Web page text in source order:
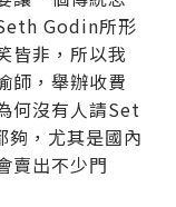
Godin所形
皆非，所以我
師，舉辦收費
何沒有人請Set
，尤其是國內
賣出不少門